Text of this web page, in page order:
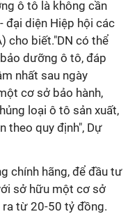
ô tô là không cần
đại diện Hiệp hội các
cho biết."DN có thể
dưỡng ô tô, đáp
nhất sau ngày
cơ sở bảo hành,
loại ô tô sản xuất,
theo quy định", Dự
chính hãng, để đầu tư
sở hữu một cơ sở
từ 20-50 tỷ đồng.